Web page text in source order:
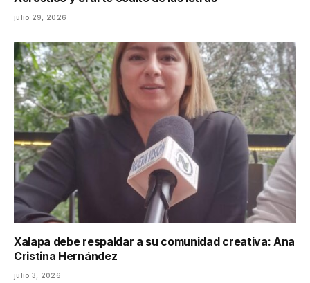
julio 29, 2026
Xalapa debe respaldar a su comunidad creativa: Ana
Cristina Hernández
julio 3, 2026